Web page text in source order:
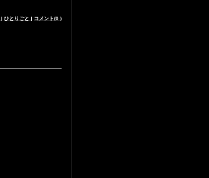
| ひとりごと | コメント(0 )